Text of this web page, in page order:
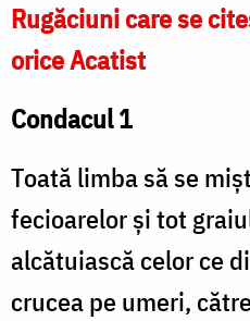
Rugăciuni care se
orice Acatist
Condacul 1
Toată limba să se
fecioarelor şi tot
alcătuiască celor ce
crucea pe umeri,